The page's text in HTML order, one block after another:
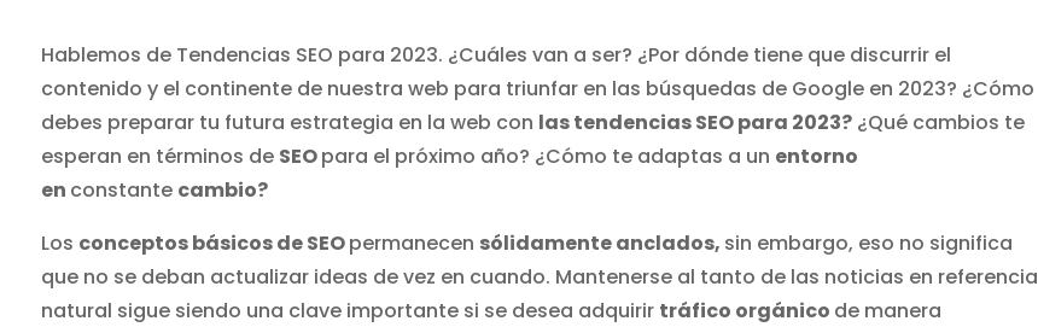
Hablemos de Tendencias SEO para 2023. ¿Cuáles van a ser? ¿Por dónde tiene que discurrir el
contenido y el continente de nuestra web para triunfar en las búsquedas de Google en 2023? ¿Cómo
debes preparar tu futura estrategia en la web con las tendencias SEO para 2023?¿Qué cambios te
esperan en términos de SEOpara el próximo año? ¿Cómo te adaptas a un entorno
en constante cambio?
Los conceptos básicos de SEOpermanecen sólidamente anclados, sin embargo, eso no significa
que no se deban actualizar ideas de vez en cuando. Mantenerse al tanto de las noticias en referencia
natural sigue siendo una clave importante si se desea adquirir tráfico orgánico de manera